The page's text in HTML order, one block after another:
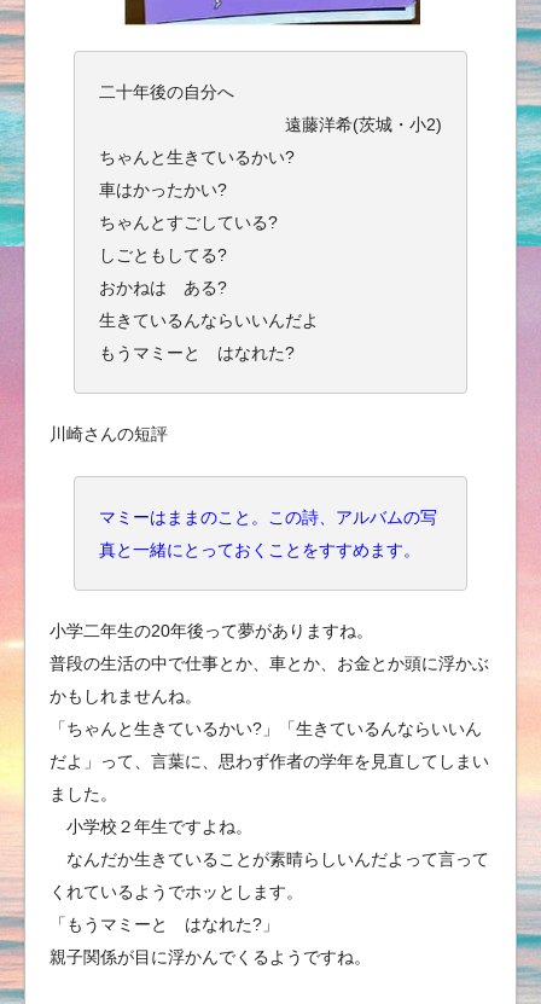
二十年後の自分へ
遠藤洋希(茨城・小2)
ちゃんと生きているかい?
車はかったかい?
ちゃんとすごしている?
しごともしてる?
おかねは ある?
生きているんならいいんだよ
もうマミーと はなれた?
川崎さんの短評
マミーはままのこと。この詩、アルバムの写
真と一緒にとっておくことをすすめます。
小学二年生の20年後って夢がありますね。
普段の生活の中で仕事とか、車とか、お金とか頭に浮かぶ
かもしれませんね。
「ちゃんと生きているかい?」「生きているんならいいん
だよ」って、言葉に、思わず作者の学年を見直してしまい
ました。
小学校２年生ですよね。
なんだか生きていることが素晴らしいんだよって言って
くれているようでホッとします。
「もうマミーと はなれた?」
親子関係が目に浮かんでくるようですね。